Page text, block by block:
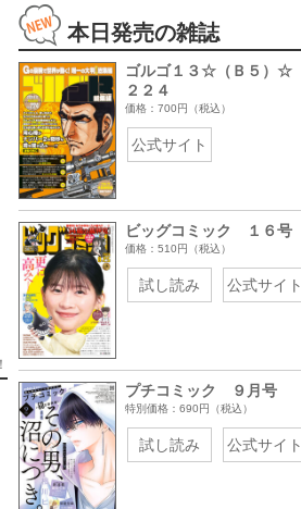
本日発売の雑誌
ゴルゴ１３☆（Ｂ５）☆
２２４
価格：700円（税込）
公式サイト
ビッグコミック １６号
価格：510円（税込）
試し読み 公式サイト
プチコミック ９月号
特別価格：690円（税込）
試し読み 公式サイト